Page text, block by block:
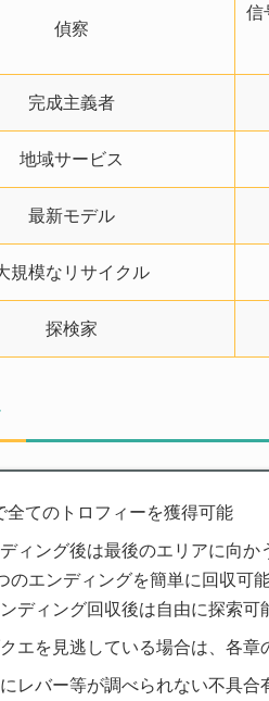
偵察
信
完成主義者
地域サービス
最新モデル
規模なリサイクル
探検家
全てのトロフィーを獲得可能
ィング後は最後のエリアに向か
のエンディングを簡単に回収可
ディング回収後は自由に探索可
エを見逃している場合は、各章
レバー等が調べられない不具合